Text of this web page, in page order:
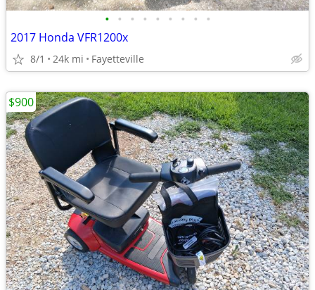
• • • • • • • • •
2017 Honda VFR1200x
8/1 24k mi Fayetteville
$900